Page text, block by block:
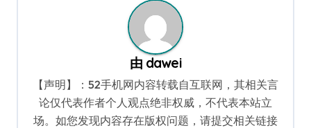
由 dawei
【声明】：52手机网内容转载自互联网，其相关言
论仅代表作者个人观点绝非权威，不代表本站立
场。如您发现内容存在版权问题，请提交相关链接